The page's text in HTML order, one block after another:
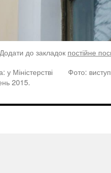
до закладок постійне
Міністерстві
2015.
Фото: